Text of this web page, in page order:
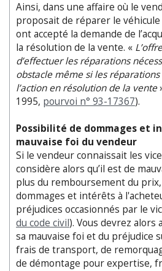
Ainsi, dans une affaire où le
proposait de réparer le
ont accepté la demande de
la résolution de la vente. «
d’effectuer les réparations
obstacle même si les
l’action en résolution de la vente
1995, pourvoi n° 93-17367).
Possibilité de dommages et
mauvaise foi du vendeur
Si le vendeur connaissait les
considère alors qu’il est de
plus du remboursement du
dommages et intérêts à
préjudices occasionnés par le
du code civil). Vous devrez
sa mauvaise foi et du préjudice
frais de transport, de
de démontage pour expertise,